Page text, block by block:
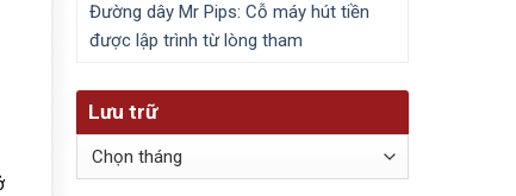
Đường dây Mr Pips: Cỗ máy hút tiền
được lập trình từ lòng tham
Lưu trữ
Lưu